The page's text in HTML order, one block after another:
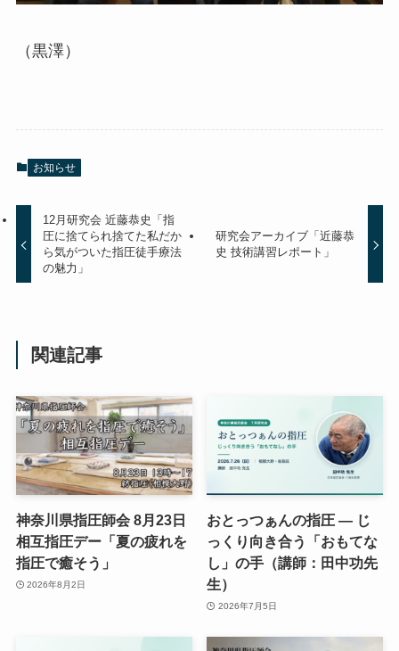
（黒澤）
お知らせ
12月研究会 近藤恭史「指
圧に捨てられ捨てた私だか
ら気がついた指圧徒手療法
の魅力」
研究会アーカイブ「近藤恭
史 技術講習レポート」
関連記事
神奈川県指圧師会 8月23日
相互指圧デー「夏の疲れを
指圧で癒そう」
2026年8月2日
おとっつぁんの指圧 ― じ
っくり向き合う「おもてな
し」の手（講師：田中功先
生）
2026年7月5日